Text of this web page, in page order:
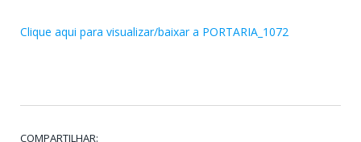
Clique aqui para visualizar/baixar a PORTARIA_1072
COMPARTILHAR: